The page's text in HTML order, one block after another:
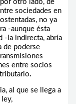
otro lado, de
sociedades en
no ya
-aunque ésta
-la indirecta, abría
de poderse
entre socios
.
al que se llega a